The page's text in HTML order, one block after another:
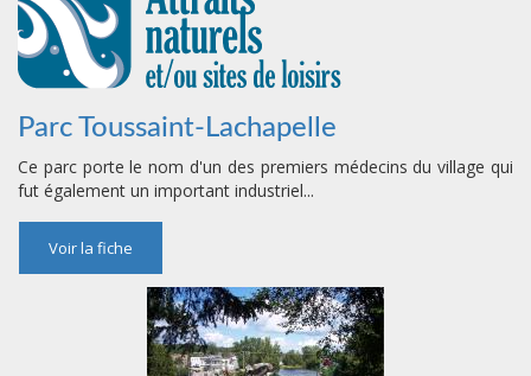
Parc Toussaint-Lachapelle
Ce parc porte le nom d'un des premiers médecins du village qui
fut également un important industriel...
Voir la fiche